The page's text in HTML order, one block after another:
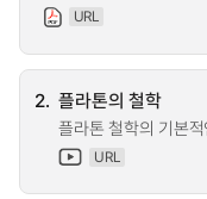
URL
2. 플라톤의 철학
플라톤 철학의 기본
URL